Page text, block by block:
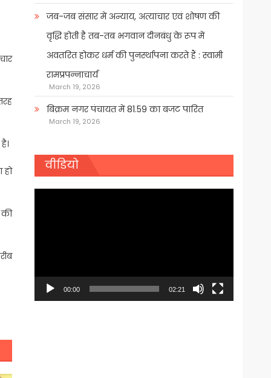
जब-जब संसार में अन्याय, अत्याचार एवं शोषण की
वृद्धि होती है तब-तब भगवान दीनबंधु के रूप में
अवतरित होकर धर्म की पुनर्स्थापना करते हैं : स्वामी
रामप्रपन्नाचार्य
March 19, 2026
बिक्रम नगर पंचायत में 81.59 का बजट पारित
March 19, 2026
वीडियो
00:00 02:21